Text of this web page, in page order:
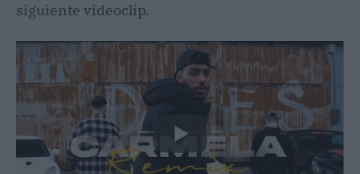
siguiente videoclip.